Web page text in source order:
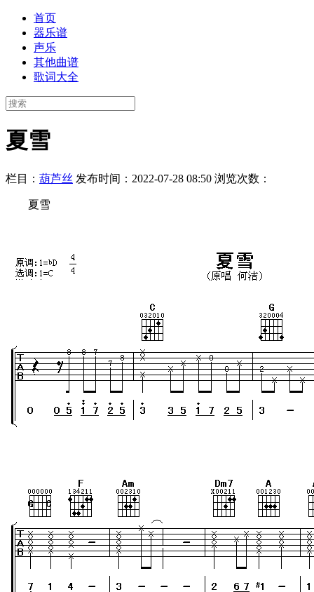
首页
器乐谱
声乐
其他曲谱
歌词大全
夏雪
栏目： 葫芦丝 发布时间：2022-07-28 08:50 浏览次数：
夏雪